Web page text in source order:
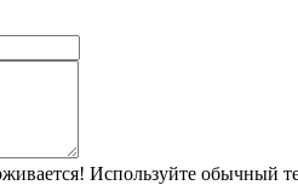
Используйте обычный